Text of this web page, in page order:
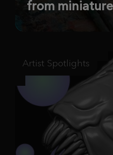
from
Artist Spotlights